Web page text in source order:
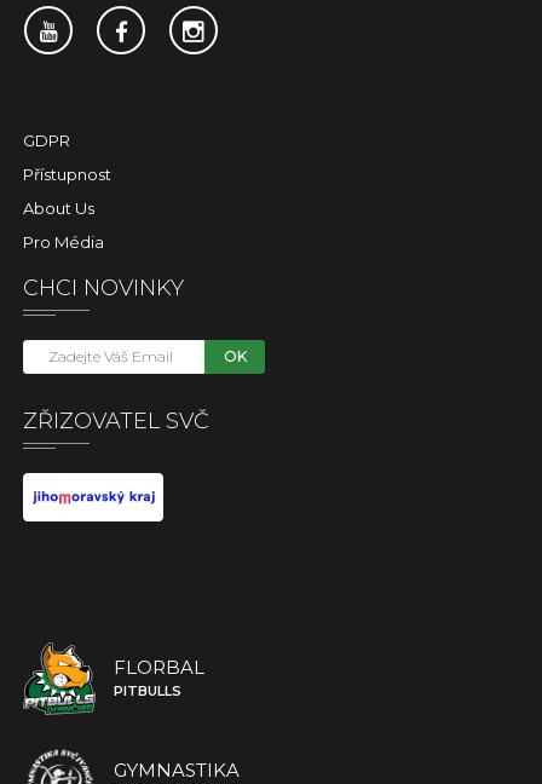
GDPR
Přístupnost
About Us
Pro Média
CHCI NOVINKY
OK
ZŘIZOVATEL SVČ
FLORBAL
PITBULLS
GYMNASTIKA